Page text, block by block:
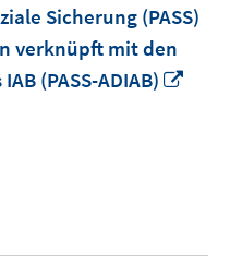
Sicherung (PASS)
verknüpft mit den
(PASS-ADIAB)